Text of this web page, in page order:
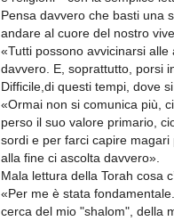
Pensa davvero che basti una
andare al cuore del nostro
«Tutti possono avvicinarsi
davvero. E, soprattutto, porsi
Difficile,di questi tempi, dove
«Ormai non si comunica più,
perso il suo valore primario,
sordi e per farci capire magari
alla fine ci ascolta davvero».
Mala lettura della Torah cosa
«Per me è stata
cerca del mio "shalom", della